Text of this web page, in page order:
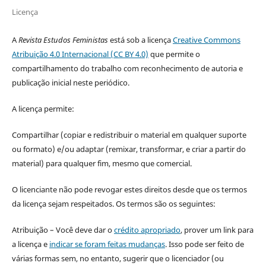
Licença
ARevista Estudos Feministasestá sob a licençaCreative Commons
Atribuição 4.0 Internacional (CC BY 4.0) que permite o
compartilhamento do trabalho com reconhecimento de autoria e
publicação inicial neste periódico.
A licença permite:
Compartilhar (copiar e redistribuir o material em qualquer suporte
ou formato) e/ou adaptar (remixar, transformar, e criar a partir do
material) para qualquer fim, mesmo que comercial.
O licenciante não pode revogar estes direitos desde que os termos
da licença sejam respeitados. Os termos são os seguintes:
Atribuição – Você deve dar ocrédito apropriado, prover um link para
a licença e indicar se foram feitas mudanças. Isso pode ser feito de
várias formas sem, no entanto, sugerir que o licenciador (ou